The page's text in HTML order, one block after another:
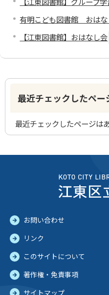
有明こども図書館 おはな
【江東図書館】おはなし会
最近チェックしたペー
最近チェックしたページは
お問い合わせ
リンク
このサイトについて
著作権・免責事項
サイトマップ